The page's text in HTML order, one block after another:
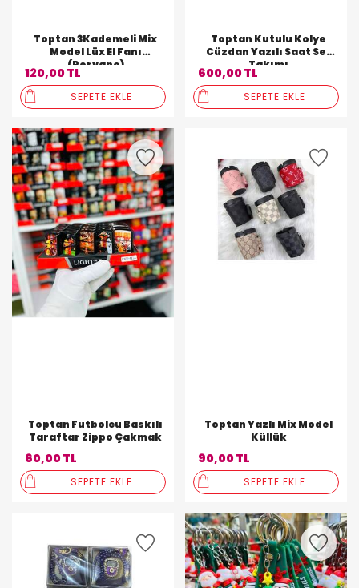
Toptan 3Kademeli Mix
Model Lüx El Fanı
(Pervane)
120,00 TL
SEPETE EKLE
Toptan Kutulu Kolye
Cüzdan Yazılı Saat Set
Takımı
600,00 TL
SEPETE EKLE
Toptan Futbolcu Baskılı
Taraftar Zippo Çakmak
60,00 TL
SEPETE EKLE
Toptan Yazlı Mix Model
Küllük
90,00 TL
SEPETE EKLE